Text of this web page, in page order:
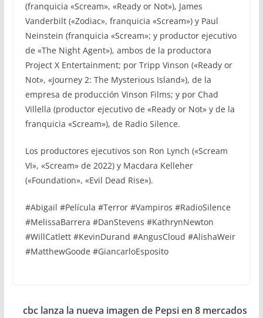
(franquicia «Scream», «Ready or Not»), James
Vanderbilt («Zodiac», franquicia «Scream») y Paul
Neinstein (franquicia «Scream»; y productor ejecutivo
de «The Night Agent»), ambos de la productora
Project X Entertainment; por Tripp Vinson («Ready or
Not», «Journey 2: The Mysterious Island»), de la
empresa de producción Vinson Films; y por Chad
Villella (productor ejecutivo de «Ready or Not» y de la
franquicia «Scream»), de Radio Silence.
Los productores ejecutivos son Ron Lynch («Scream
VI», «Scream» de 2022) y Macdara Kelleher
(«Foundation», «Evil Dead Rise»).
#Abigail #Película #Terror #Vampiros #RadioSilence
#MelissaBarrera #DanStevens #KathrynNewton
#WillCatlett #KevinDurand #AngusCloud #AlishaWeir
#MatthewGoode #GiancarloEsposito
cbc lanza la nueva imagen de Pepsi en 8 mercados